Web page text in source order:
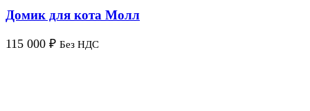
Домик для кота Молл
115 000 ₽ Без НДС